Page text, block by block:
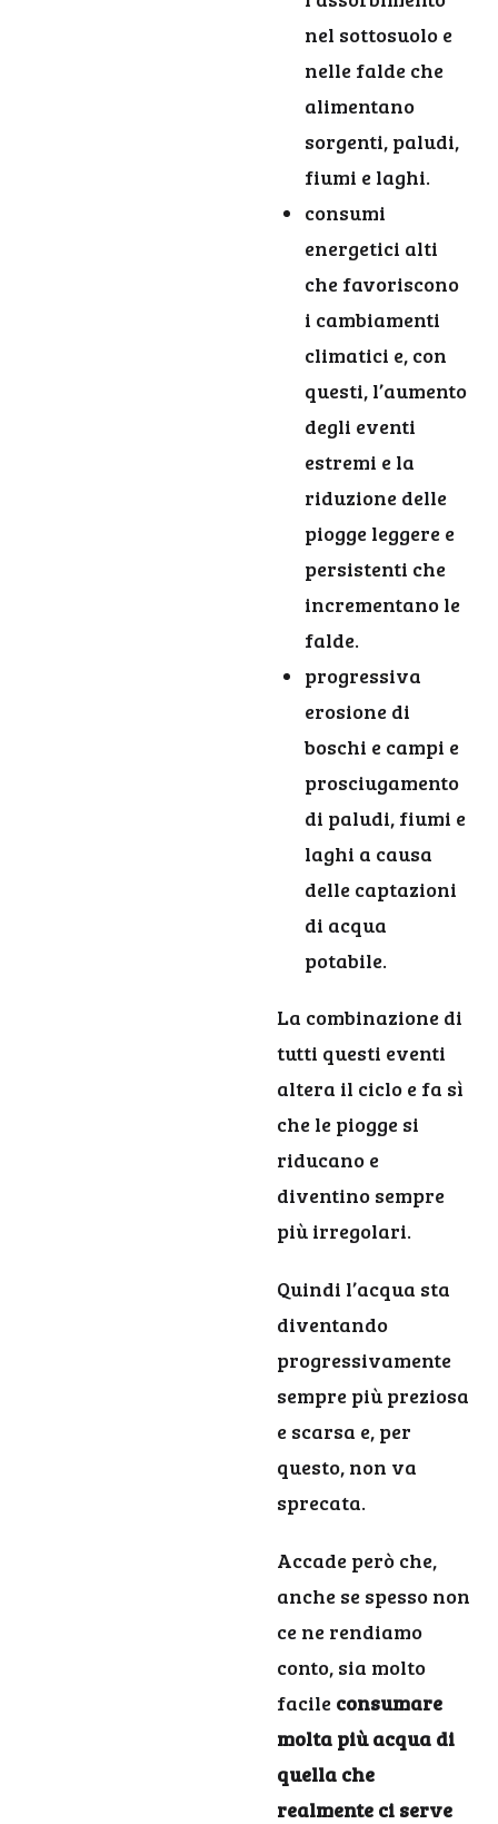
nel sottosuolo e
nelle falde che
alimentano
sorgenti, paludi,
fiumi e laghi.
consumi
energetici alti
che favoriscono
i cambiamenti
climatici e, con
questi, l’aumento
degli eventi
estremi e la
riduzione delle
piogge leggere e
persistenti che
incrementano le
falde.
progressiva
erosione di
boschi e campi e
prosciugamento
di paludi, fiumi e
laghi a causa
delle captazioni
di acqua
potabile.
La combinazione di
tutti questi eventi
altera il ciclo e fa sì
che le piogge si
riducano e
diventino sempre
più irregolari.
Quindi l’acqua sta
diventando
progressivamente
sempre più preziosa
e scarsa e, per
questo, non va
sprecata.
Accade però che,
anche se spesso non
ce ne rendiamo
conto, sia molto
facile consumare
molta più acqua di
quella che
realmente ci serve